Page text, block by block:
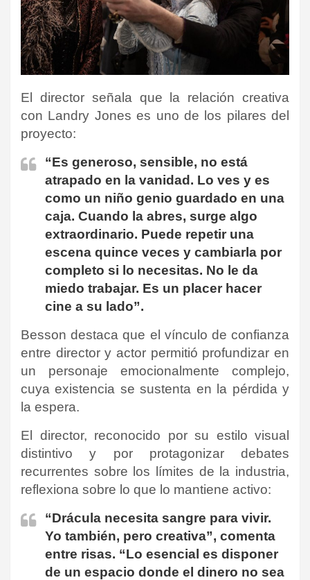
El director señala que la relación creativa
con Landry Jones es uno de los pilares del
proyecto:
“Es generoso, sensible, no está
atrapado en la vanidad. Lo ves y es
como un niño genio guardado en una
caja. Cuando la abres, surge algo
extraordinario. Puede repetir una
escena quince veces y cambiarla por
completo si lo necesitas. No le da
miedo trabajar. Es un placer hacer
cine a su lado”.
Besson destaca que el vínculo de confianza
entre director y actor permitió profundizar en
un personaje emocionalmente complejo,
cuya existencia se sustenta en la pérdida y
la espera.
El director, reconocido por su estilo visual
distintivo y por protagonizar debates
recurrentes sobre los límites de la industria,
reflexiona sobre lo que lo mantiene activo:
“Drácula necesita sangre para vivir.
Yo también, pero creativa”, comenta
entre risas. “Lo esencial es disponer
de un espacio donde el dinero no sea